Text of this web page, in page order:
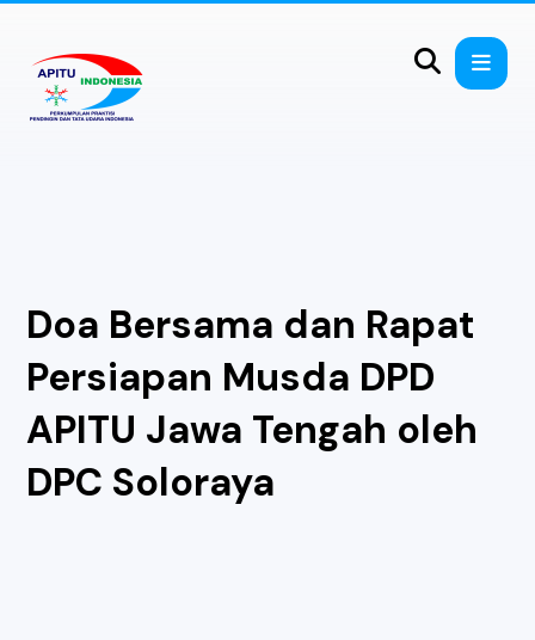
Doa Bersama dan Rapat
Persiapan Musda DPD
APITU Jawa Tengah oleh
DPC Soloraya